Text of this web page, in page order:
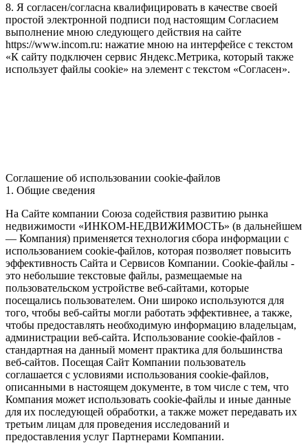
8. Я согласен/согласна квалифицировать в качестве своей
простой электронной подписи под настоящим Согласием
выполнение мною следующего действия на сайте
https://www.incom.ru: нажатие мною на интерфейсе с текстом
«К сайту подключен сервис Яндекс.Метрика, который также
использует файлы cookie» на элемент с текстом «Согласен».
Соглашение об использовании cookie-файлов
1. Общие сведения
На Сайте компании Союза содействия развитию рынка
недвижимости «ИНКОМ-НЕДВИЖИМОСТЬ» (в дальнейшем
— Компания) применяется технология сбора информации с
использованием cookie-файлов, которая позволяет повысить
эффективность Сайта и Сервисов Компании. Сookie-файлы -
это небольшие текстовые файлы, размещаемые на
пользовательском устройстве веб-сайтами, которые
посещались пользователем. Они широко используются для
того, чтобы веб-сайты могли работать эффективнее, а также,
чтобы предоставлять необходимую информацию владельцам,
администрации веб-сайта. Использование cookie-файлов -
стандартная на данный момент практика для большинства
веб-сайтов. Посещая Сайт Компании пользователь
соглашается с условиями использования cookie-файлов,
описанными в настоящем документе, в том числе с тем, что
Компания может использовать cookie-файлы и иные данные
для их последующей обработки, а также может передавать их
третьим лицам для проведения исследований и
предоставления услуг Партнерами Компании.